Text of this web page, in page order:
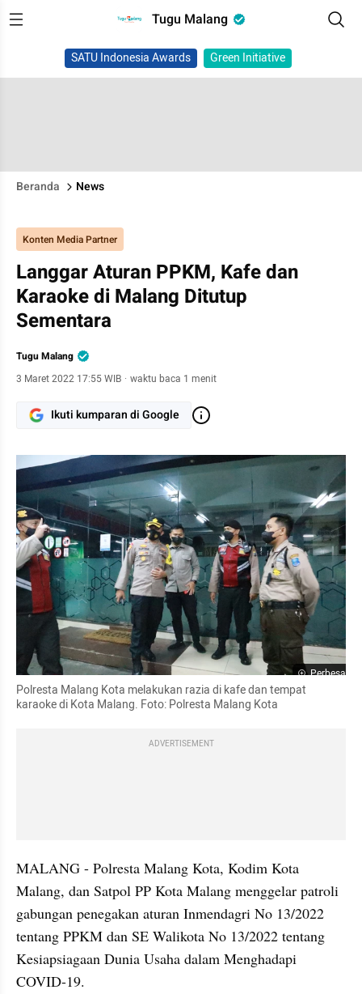
Tugu Malang
SATU Indonesia Awards Green Initiative
Beranda News
Konten Media Partner
Langgar Aturan PPKM, Kafe dan
Karaoke di Malang Ditutup
Sementara
Tugu Malang
3 Maret 2022 17:55 WIB · waktu baca 1 menit
Ikuti kumparan di Google
Perbesar
Polresta Malang Kota melakukan razia di kafe dan tempat
karaoke di Kota Malang. Foto: Polresta Malang Kota
ADVERTISEMENT
MALANG - Polresta Malang Kota, Kodim Kota
Malang, dan Satpol PP Kota Malang menggelar patroli
gabungan penegakan aturan Inmendagri No 13/2022
tentang PPKM dan SE Walikota No 13/2022 tentang
Kesiapsiagaan Dunia Usaha dalam Menghadapi
COVID-19.